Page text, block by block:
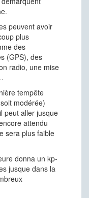
peuvent avoir
plus
des
(GPS), des
radio, une mise
tempête
modérée)
peut aller jusque
attendu
sera plus faible
donna un kp-
jusque dans la